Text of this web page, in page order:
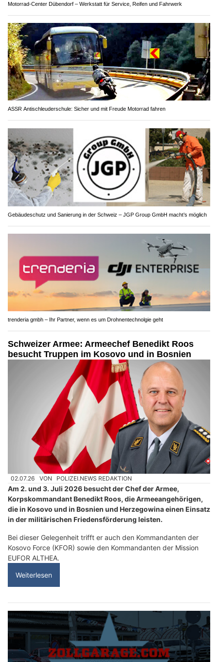
Motorrad-Center Dübendorf – Werkstatt für Service, Reifen und Fahrwerk
ASSR Antischleuderschule: Sicher und mit Freude Motorrad fahren
Gebäudeschutz und Sanierung in der Schweiz – JGP Group GmbH macht’s möglich
trenderia gmbh – Ihr Partner, wenn es um Drohnentechnolgie geht
Schweizer Armee: Armeechef Benedikt Roos
besucht Truppen im Kosovo und in Bosnien
02.07.26 VON POLIZEI.NEWS REDAKTION
Am 2. und 3. Juli 2026 besucht der Chef der Armee,
Korpskommandant Benedikt Roos, die Armeeangehörigen,
die in Kosovo und in Bosnien und Herzegowina einen Einsatz
in der militärischen Friedensförderung leisten.
Bei dieser Gelegenheit trifft er auch den Kommandanten der
Kosovo Force (KFOR) sowie den Kommandanten der Mission
EUFOR ALTHEA.
Weiterlesen